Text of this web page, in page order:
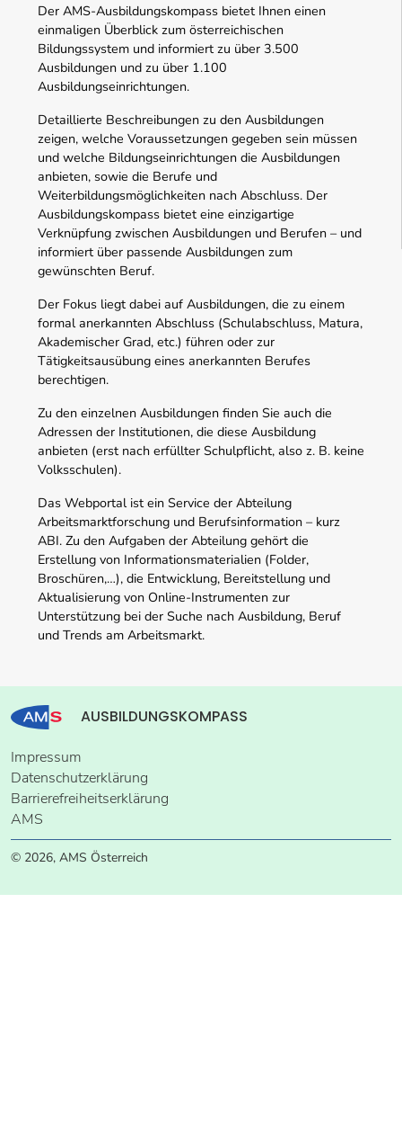
Der AMS-Ausbildungskompass bietet Ihnen einen
einmaligen Überblick zum österreichischen
Bildungssystem und informiert zu über 3.500
Ausbildungen und zu über 1.100
Ausbildungseinrichtungen.
Detaillierte Beschreibungen zu den Ausbildungen
zeigen, welche Voraussetzungen gegeben sein müssen
und welche Bildungseinrichtungen die Ausbildungen
anbieten, sowie die Berufe und
Weiterbildungsmöglichkeiten nach Abschluss. Der
Ausbildungskompass bietet eine einzigartige
Verknüpfung zwischen Ausbildungen und Berufen – und
informiert über passende Ausbildungen zum
gewünschten Beruf.
Der Fokus liegt dabei auf Ausbildungen, die zu einem
formal anerkannten Abschluss (Schulabschluss, Matura,
Akademischer Grad, etc.) führen oder zur
Tätigkeitsausübung eines anerkannten Berufes
berechtigen.
Zu den einzelnen Ausbildungen finden Sie auch die
Adressen der Institutionen, die diese Ausbildung
anbieten (erst nach erfüllter Schulpflicht, also z. B. keine
Volksschulen).
Das Webportal ist ein Service der Abteilung
Arbeitsmarktforschung und Berufsinformation – kurz
ABI. Zu den Aufgaben der Abteilung gehört die
Erstellung von Informationsmaterialien (Folder,
Broschüren,…), die Entwicklung, Bereitstellung und
Aktualisierung von Online-Instrumenten zur
Unterstützung bei der Suche nach Ausbildung, Beruf
und Trends am Arbeitsmarkt.
AUSBILDUNGSKOMPASS
Impressum
Datenschutzerklärung
Barrierefreiheitserklärung
AMS
© 2026, AMS Österreich